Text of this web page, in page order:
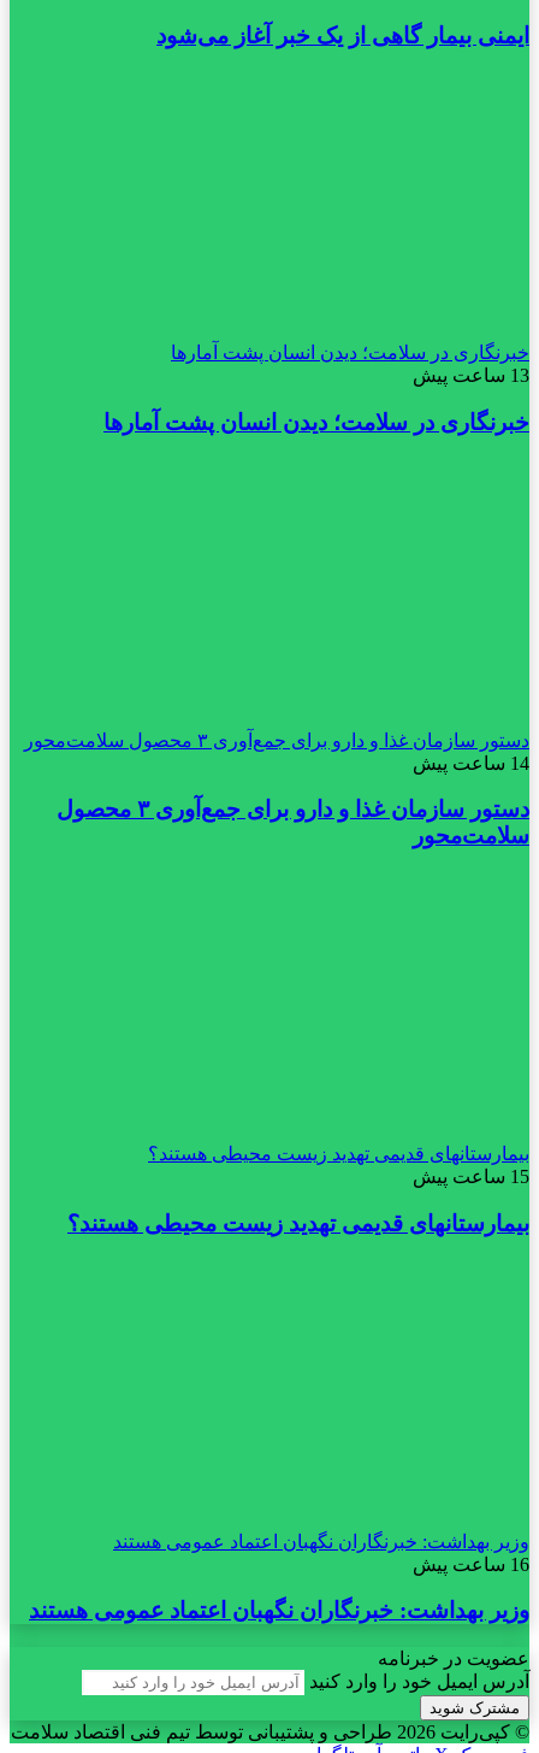
ایمنی بیمار گاهی از یک خبر آغاز می‌شود
خبرنگاری در سلامت؛ دیدن انسان پشت آمارها
13 ساعت پیش
خبرنگاری در سلامت؛ دیدن انسان پشت آمارها
دستور سازمان غذا و دارو برای جمع‌آوری ۳ محصول سلامت‌محور
14 ساعت پیش
دستور سازمان غذا و دارو برای جمع‌آوری ۳ محصول
سلامت‌محور
بیمارستانهای قدیمی تهدید زیست محیطی هستند؟
15 ساعت پیش
بیمارستانهای قدیمی تهدید زیست محیطی هستند؟
وزیر بهداشت: خبرنگاران نگهبان اعتماد عمومی هستند
16 ساعت پیش
وزیر بهداشت: خبرنگاران نگهبان اعتماد عمومی هستند
عضویت در خبرنامه
آدرس ایمیل خود را وارد کنید
© کپی‌رایت 2026
طراحی و پشتیبانی توسط تیم فنی اقتصاد سلامت